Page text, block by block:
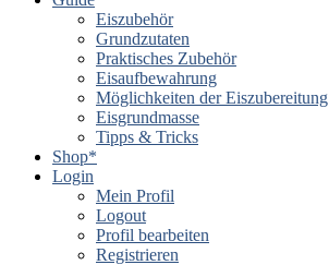
Eiszubehör
Grundzutaten
Praktisches Zubehör
Eisaufbewahrung
Möglichkeiten der Eiszubereitung
Eisgrundmasse
Tipps & Tricks
Shop*
Login
Mein Profil
Logout
Profil bearbeiten
Registrieren